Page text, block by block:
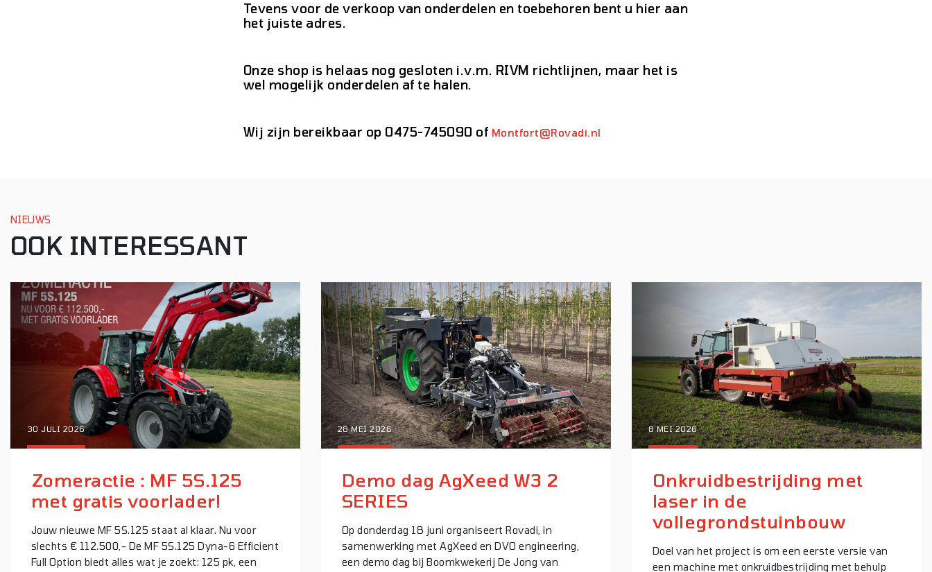
Tevens voor de verkoop van onderdelen en toebehoren bent u hier aan
het juiste adres.
Onze shop is helaas nog gesloten i.v.m. RIVM richtlijnen, maar het is
wel mogelijk onderdelen af te halen.
Wij zijn bereikbaar op 0475-745090 of Montfort@Rovadi.nl
NIEUWS
OOK INTERESSANT
30 JULI 2026
Zomeractie : MF 5S.125
met gratis voorlader!
Jouw nieuwe MF 5S.125 staat al klaar. Nu voor
slechts € 112.500,- De MF 5S.125 Dyna-6 Efficient
Full Option biedt alles wat je zoekt: 125 pk, een
28 MEI 2026
Demo dag AgXeed W3 2
SERIES
Op donderdag 18 juni organiseert Rovadi, in
samenwerking met AgXeed en DVO engineering,
een demo dag bij Boomkwekerij De Jong van
8 MEI 2026
Onkruidbestrijding met
laser in de
vollegrondstuinbouw
Doel van het project is om een eerste versie van
een machine met onkruidbestrijding met behulp